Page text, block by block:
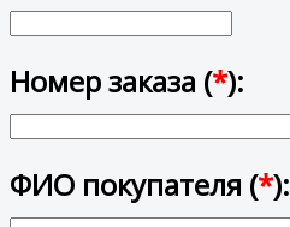
Номер заказа (*):
ФИО покупателя (*):